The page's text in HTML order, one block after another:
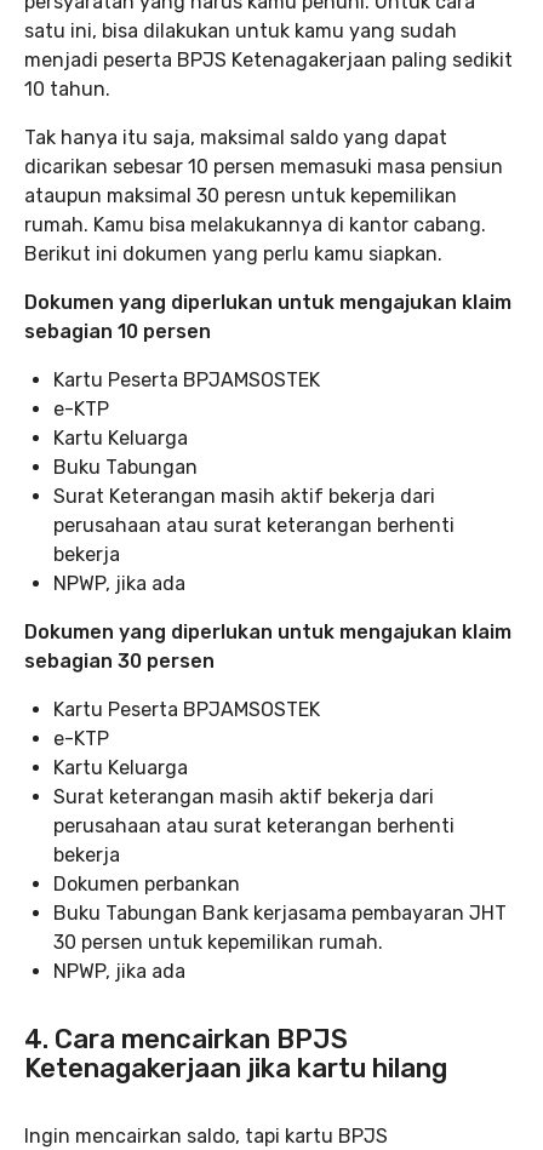
satu ini, bisa dilakukan untuk kamu yang sudah
menjadi peserta BPJS Ketenagakerjaan paling sedikit
10 tahun.
Tak hanya itu saja, maksimal saldo yang dapat
dicarikan sebesar 10 persen memasuki masa pensiun
ataupun maksimal 30 peresn untuk kepemilikan
rumah. Kamu bisa melakukannya di kantor cabang.
Berikut ini dokumen yang perlu kamu siapkan.
Dokumen yang diperlukan untuk mengajukan klaim
sebagian 10 persen
Kartu Peserta BPJAMSOSTEK
e-KTP
Kartu Keluarga
Buku Tabungan
Surat Keterangan masih aktif bekerja dari
perusahaan atau surat keterangan berhenti
bekerja
NPWP, jika ada
Dokumen yang diperlukan untuk mengajukan klaim
sebagian 30 persen
Kartu Peserta BPJAMSOSTEK
e-KTP
Kartu Keluarga
Surat keterangan masih aktif bekerja dari
perusahaan atau surat keterangan berhenti
bekerja
Dokumen perbankan
Buku Tabungan Bank kerjasama pembayaran JHT
30 persen untuk kepemilikan rumah.
NPWP, jika ada
4. Cara mencairkan BPJS
Ketenagakerjaan jika kartu hilang
Ingin mencairkan saldo, tapi kartu BPJS